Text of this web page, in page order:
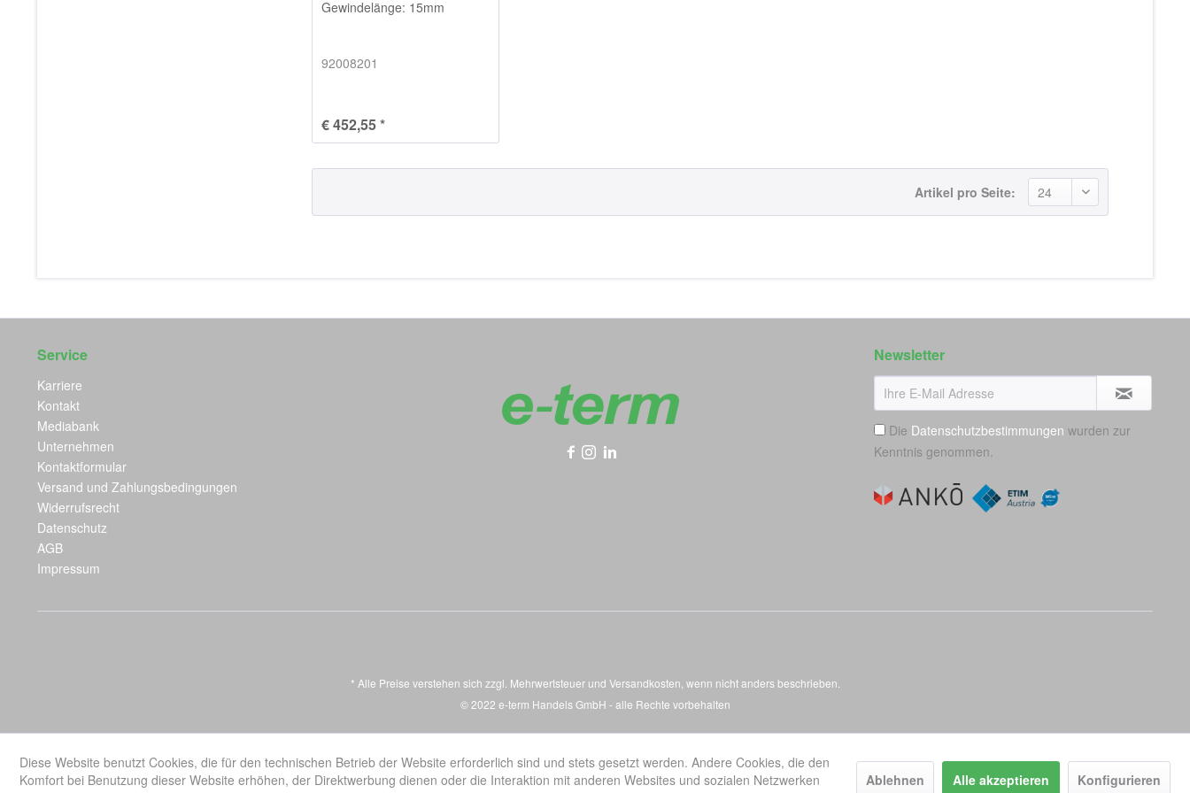
Gewindelänge: 15mm
92008201
€ 452,55 *
Artikel pro Seite:
Service
Karriere
Kontakt
Mediabank
Unternehmen
Kontaktformular
Versand und Zahlungsbedingungen
Widerrufsrecht
Datenschutz
AGB
Impressum
Newsletter
Die Datenschutzbestimmungen wurden zur
Kenntnis genommen.
* Alle Preise verstehen sich zzgl. Mehrwertsteuer und Versandkosten, wenn nicht anders beschrieben.
© 2022 e-term Handels GmbH - alle Rechte vorbehalten
Diese Website benutzt Cookies, die für den technischen Betrieb der Website erforderlich sind und stets gesetzt werden. Andere Cookies, die den
Komfort bei Benutzung dieser Website erhöhen, der Direktwerbung dienen oder die Interaktion mit anderen Websites und sozialen Netzwerken
Ablehnen Alle akzeptieren Konfigurieren